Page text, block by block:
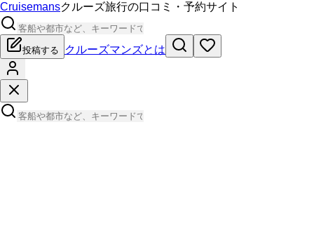
Cruisemansクルーズ旅行の口コミ・予約サイト
投稿する クルーズマンズとは